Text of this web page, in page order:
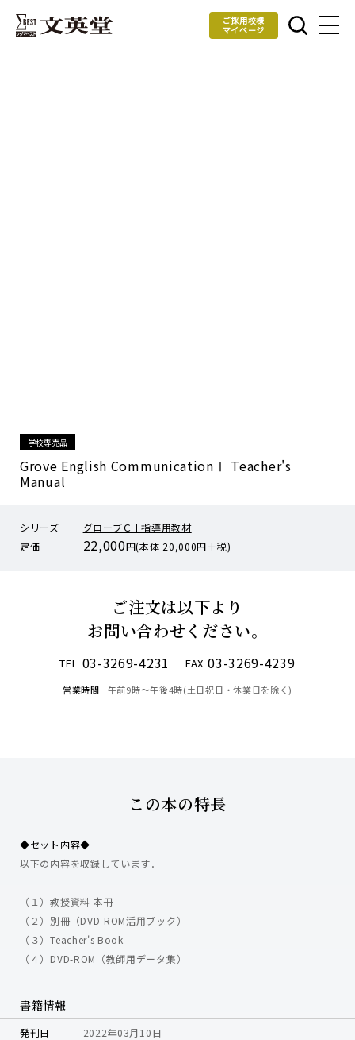
ご採用校様
マイページ
学校専売品
Grove English CommunicationⅠ Teacher's
Manual
シリーズ
グローブＣ I 指導用教材
定価
22,000円(本体 20,000円＋税)
ご注文は以下より
お問い合わせください。
TEL 03-3269-4231 FAX 03-3269-4239
営業時間 午前9時〜午後4時(土日祝日・休業日を除く)
この本の特長
◆セット内容◆
以下の内容を収録しています．
（１）教授資料 本冊
（２）別冊（DVD-ROM活用ブック）
（３）Teacher's Book
（４）DVD-ROM（教師用データ集）
書籍情報
発刊日 2022年03月10日